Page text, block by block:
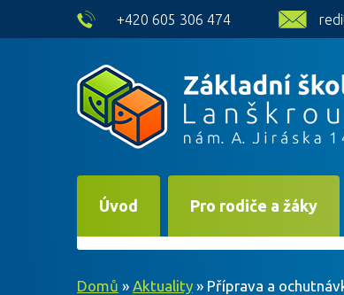
skip to main content
+420 605 306 474
Úvod Pro rodiče a žáky
Domů » Aktuality » Příprava a